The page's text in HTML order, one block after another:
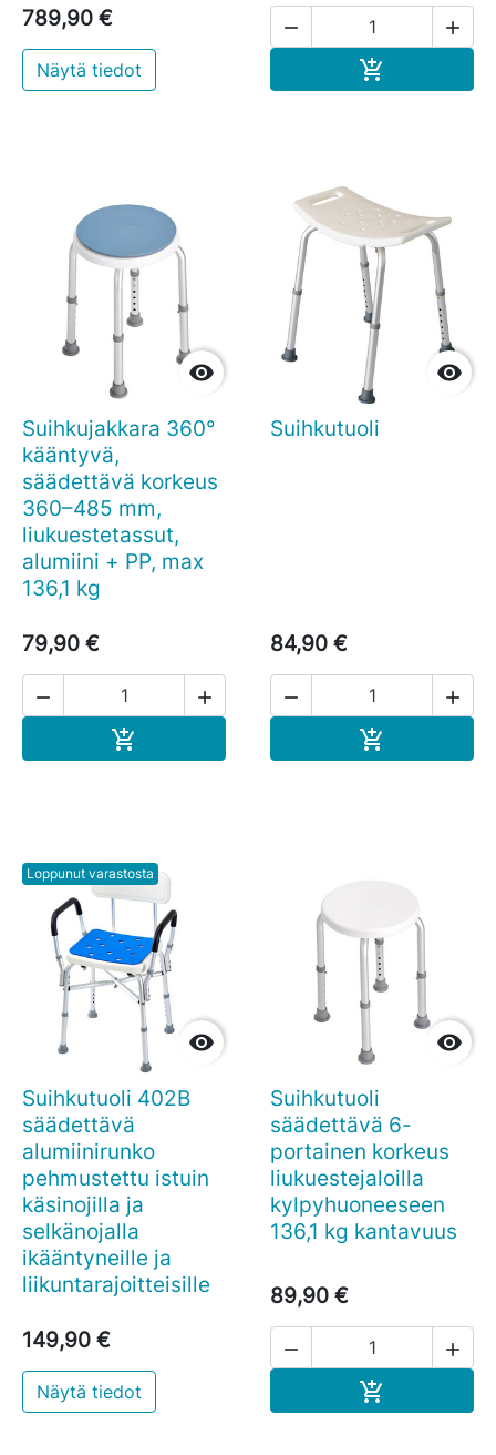
789,90 €
Näytä tiedot
 


Suihkujakkara 360°
kääntyvä,
säädettävä korkeus
360–485 mm,
liukuestetassut,
alumiini + PP, max
136,1 kg
79,90 €
 


Suihkutuoli
84,90 €
 

Loppunut varastosta

Suihkutuoli 402B
säädettävä
alumiinirunko
pehmustettu istuin
käsinojilla ja
selkänojalla
ikääntyneille ja
liikuntarajoitteisille
149,90 €
Näytä tiedot

Suihkutuoli
säädettävä 6-
portainen korkeus
liukuestejaloilla
kylpyhuoneeseen
136,1 kg kantavuus
89,90 €
 
